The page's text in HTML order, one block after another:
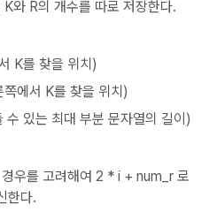
와 R의 개수를 따로 저장한다.
K를 찾을 위치)
에서 K를 찾을 위치)
있는 최대 부분 문자열의 길이)
우를 고려해여 2 * i + num_r 로
한다.